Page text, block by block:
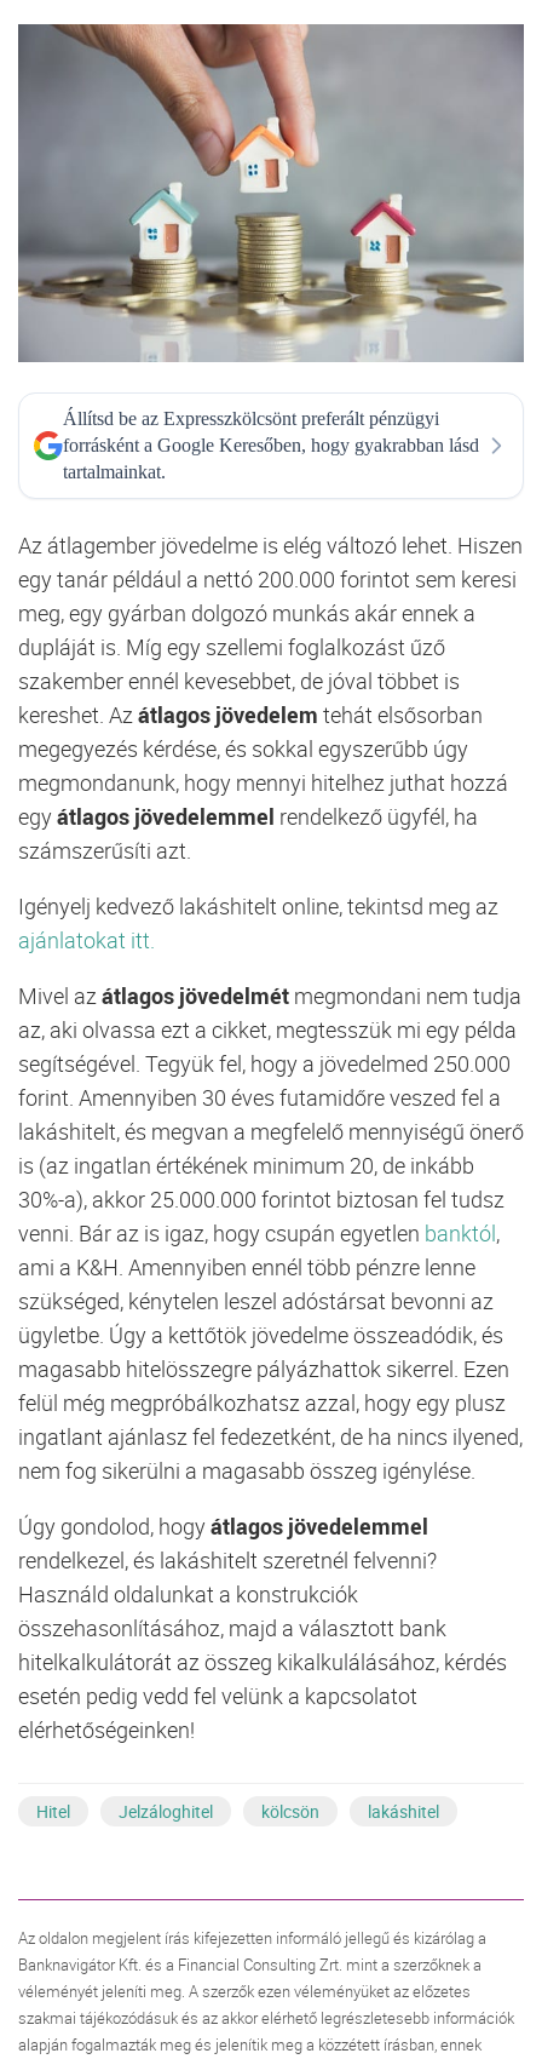
Állítsd be az Expresszkölcsönt preferált pénzügyi
forrásként a Google Keresőben, hogy gyakrabban lásd
tartalmainkat.
Az átlagember jövedelme is elég változó lehet. Hiszen
egy tanár például a nettó 200.000 forintot sem keresi
meg, egy gyárban dolgozó munkás akár ennek a
dupláját is. Míg egy szellemi foglalkozást űző
szakember ennél kevesebbet, de jóval többet is
kereshet. Az átlagos jövedelem tehát elsősorban
megegyezés kérdése, és sokkal egyszerűbb úgy
megmondanunk, hogy mennyi hitelhez juthat hozzá
egyátlagos jövedelemmel rendelkező ügyfél, ha
számszerűsíti azt.
Igényelj kedvező lakáshitelt online, tekintsd meg az
ajánlatokat itt.
Mivel az átlagos jövedelmét megmondani nem tudja
az, aki olvassa ezt a cikket, megtesszük mi egy példa
segítségével. Tegyük fel, hogy a jövedelmed 250.000
forint. Amennyiben 30 éves futamidőre veszed fel a
lakáshitelt, és megvan a megfelelő mennyiségű önerő
is (az ingatlan értékének minimum 20, de inkább
30%-a), akkor 25.000.000 forintot biztosan fel tudsz
venni. Bár az is igaz, hogy csupán egyetlen banktól,
ami a K&H. Amennyiben ennél több pénzre lenne
szükséged, kénytelen leszel adóstársat bevonni az
ügyletbe. Úgy a kettőtök jövedelme összeadódik, és
magasabb hitelösszegre pályázhattok sikerrel. Ezen
felül még megpróbálkozhatsz azzal, hogy egy plusz
ingatlant ajánlasz fel fedezetként, de ha nincs ilyened,
nem fog sikerülni a magasabb összeg igénylése.
Úgy gondolod, hogyátlagos jövedelemmel
rendelkezel, és lakáshitelt szeretnél felvenni?
Használd oldalunkat a konstrukciók
összehasonlításához, majd a választott bank
hitelkalkulátorát az összeg kikalkulálásához, kérdés
esetén pedig vedd fel velünk a kapcsolatot
elérhetőségeinken!
Hitel Jelzáloghitel kölcsön lakáshitel
Az oldalon megjelent írás kifejezetten informáló jellegű és kizárólag a
Banknavigátor Kft. és a Financial Consulting Zrt. mint a szerzőknek a
véleményét jeleníti meg. A szerzők ezen véleményüket az előzetes
szakmai tájékozódásuk és az akkor elérhető legrészletesebb információk
alapján fogalmazták meg és jelenítik meg a közzétett írásban, ennek